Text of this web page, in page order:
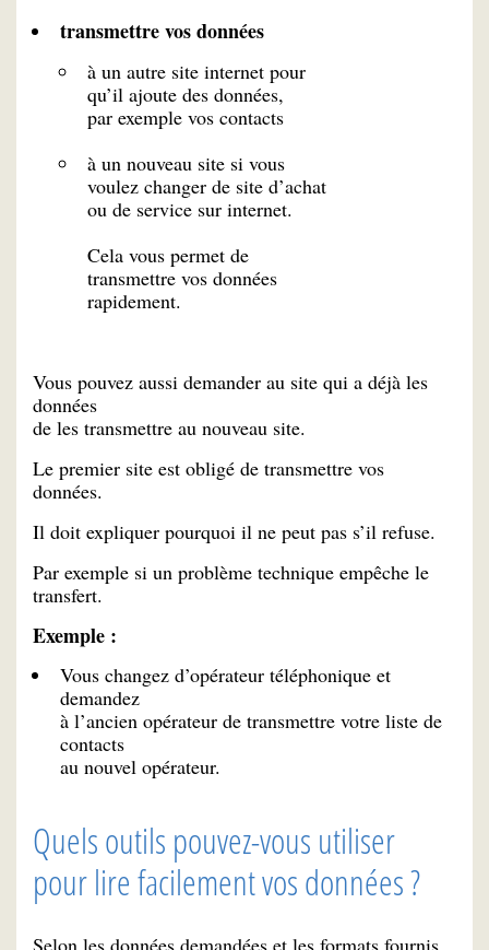
transmettre vos données
à un autre site internet pour
qu’il ajoute des données,
par exemple vos contacts
à un nouveau site si vous
voulez changer de site d’achat
ou de service sur internet.
Cela vous permet de
transmettre vos données
rapidement.
Vous pouvez aussi demander au site qui a déjà les
données
de les transmettre au nouveau site.
Le premier site est obligé de transmettre vos
données.
Il doit expliquer pourquoi il ne peut pas s’il refuse.
Par exemple si un problème technique empêche le
transfert.
Exemple :
Vous changez d’opérateur téléphonique et
demandez
à l’ancien opérateur de transmettre votre liste de
contacts
au nouvel opérateur.
Quels outils pouvez-vous utiliser
pour lire facilement vos données ?
Selon les données demandées et les formats fournis